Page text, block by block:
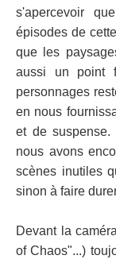
s'apercevoir
épisodes de
que les
aussi un point
personnages
en nous
et de suspense.
nous avons
scènes inutiles
sinon à faire
Devant la
of Chaos"...)